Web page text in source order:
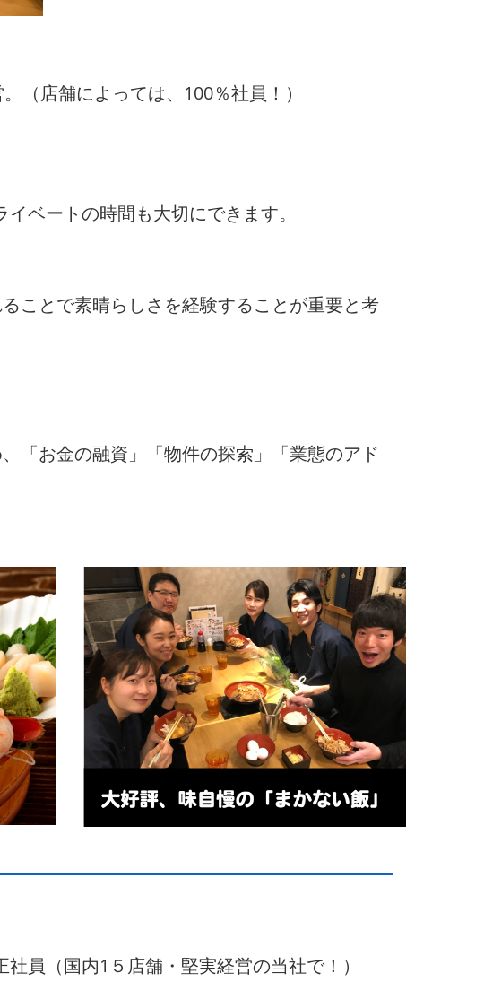
（店舗によっては、100％社員！）
ベートの時間も大切にできます。
ことで素晴らしさを経験することが重要と考
「お金の融資」「物件の探索」「業態のアド
員（国内1５店舗・堅実経営の当社で！）